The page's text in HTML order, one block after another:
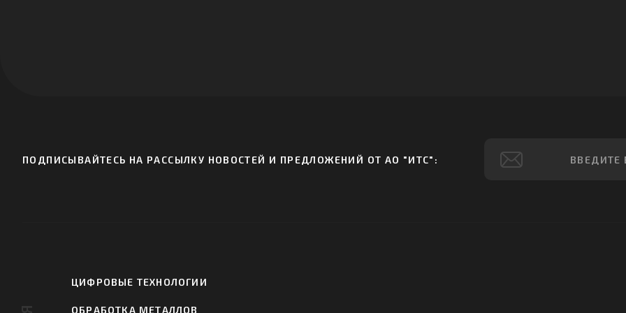
ПОДПИСЫВАЙТЕСЬ НА РАССЫЛКУ НОВОСТЕЙ И ПРЕДЛОЖЕНИЙ ОТ АО "ИТС":
ЦИФРОВЫЕ ТЕХНОЛОГИИ
ОБРАБОТКА МЕТАЛЛОВ